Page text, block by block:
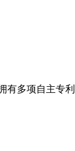
多项自主